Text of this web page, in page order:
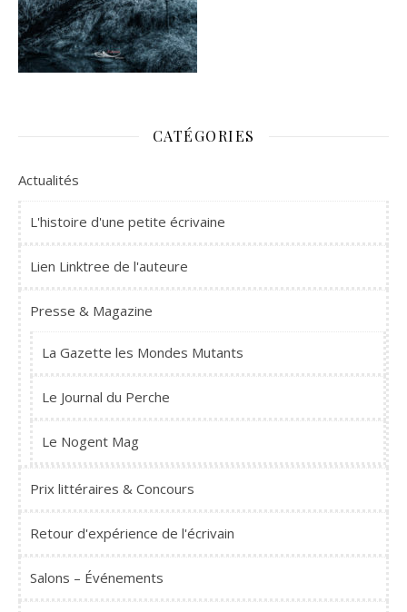
CATÉGORIES
Actualités
L'histoire d'une petite écrivaine
Lien Linktree de l'auteure
Presse & Magazine
La Gazette les Mondes Mutants
Le Journal du Perche
Le Nogent Mag
Prix littéraires & Concours
Retour d'expérience de l'écrivain
Salons – Événements